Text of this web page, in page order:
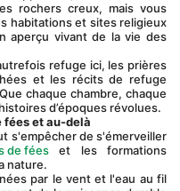
rochers creux, mais vous
habitations et sites religieux
aperçu vivant de la vie des
et les récits de refuge
chaque chambre, chaque
d’époques révolues.
fées et au-delà
de fées et les formations
nature.